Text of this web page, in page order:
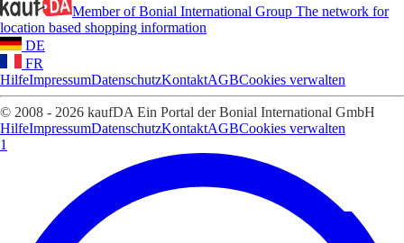
Member of Bonial International Group The network for
location based shopping information
DE
FR
HilfeImpressumDatenschutzKontaktAGBCookies verwalten
© 2008 - 2026 kaufDA Ein Portal der Bonial International GmbH
HilfeImpressumDatenschutzKontaktAGBCookies verwalten
1